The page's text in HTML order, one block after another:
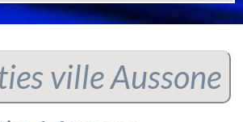
ville Aussone